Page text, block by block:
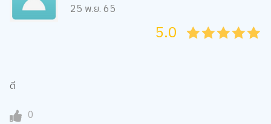
25 พ.ย. 65
45
4
35
3
25
2
15
1
05
5.0
ดี
0